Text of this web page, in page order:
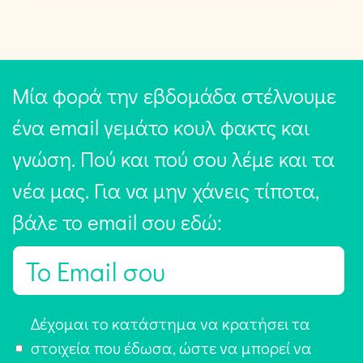
Μία φορά την εβδομάδα στέλνουμε
ένα email γεμάτο κουλ φακτς και
γνώση. Πού και πού σου λέμε και τα
νέα μας. Για να μην χάνεις τίποτα,
βάλε το email σου εδώ:
E
π
Δέχομαι το κατάστημα να κρατήσει τα
στοιχεία που έδωσα, ώστε να μπορεί να